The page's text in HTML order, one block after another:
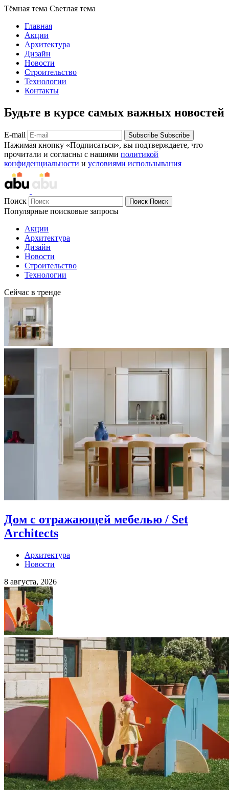
Тёмная тема Светлая тема
Главная
Акции
Архитектура
Дизайн
Новости
Строительство
Технологии
Контакты
Будьте в курсе самых важных новостей
E-mail Subscribe Subscribe
Нажимая кнопку «Подписаться», вы подтверждаете, что
прочитали и согласны с нашими политикой
конфиденциальности и условиями использывания
Поиск Поиск Поиск
Популярные поисковые запросы
Акции
Архитектура
Дизайн
Новости
Строительство
Технологии
Сейчас в тренде
Дом с отражающей мебелью / Set
Architects
Архитектура
Новости
8 августа, 2026